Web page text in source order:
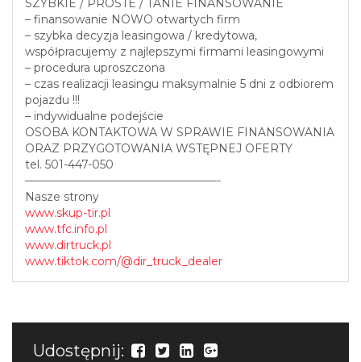
SZYBKIE / PROSTE / TANIE FINANSOWANIE
– finansowanie NOWO otwartych firm
– szybka decyzja leasingowa / kredytowa,
współpracujemy z najlepszymi firmami leasingowymi
– procedura uproszczona
– czas realizacji leasingu maksymalnie 5 dni z odbiorem
pojazdu !!!
– indywidualne podejście
OSOBA KONTAKTOWA W SPRAWIE FINANSOWANIA
ORAZ PRZYGOTOWANIA WSTĘPNEJ OFERTY
tel. 501-447-050
—————————————————-
Nasze strony
www.skup-tir.pl
www.tfc.info.pl
www.dirtruck.pl
www.tiktok.com/@dir_truck_dealer
Udostępnij: